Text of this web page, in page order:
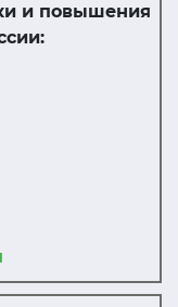
и повышения